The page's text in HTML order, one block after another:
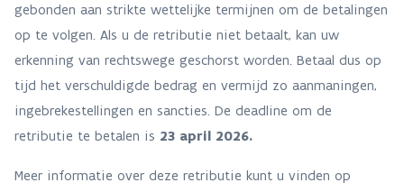
gebonden aan strikte wettelijke termijnen om de betalingen
op te volgen. Als u de retributie niet betaalt, kan uw
erkenning van rechtswege geschorst worden. Betaal dus op
tijd het verschuldigde bedrag en vermijd zo aanmaningen,
ingebrekestellingen en sancties. De deadline om de
retributie te betalen is 23 april 2026.
Meer informatie over deze retributie kunt u vinden op